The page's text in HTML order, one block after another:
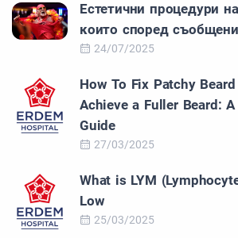
Естетични процедури
които според
24/07/2025
How To Fix Patchy
Achieve a Fuller Beard:
Guide
27/03/2025
What is LYM
Low
25/03/2025